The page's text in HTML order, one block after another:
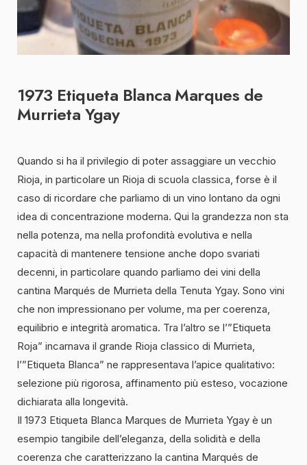
1973 Etiqueta Blanca Marques de
Murrieta Ygay
Quando si ha il privilegio di poter assaggiare un vecchio
Rioja, in particolare un Rioja di scuola classica, forse è il
caso di ricordare che parliamo di un vino lontano da ogni
idea di concentrazione moderna. Qui la grandezza non sta
nella potenza, ma nella profondità evolutiva e nella
capacità di mantenere tensione anche dopo svariati
decenni, in particolare quando parliamo dei vini della
cantina Marqués de Murrieta della Tenuta Ygay. Sono vini
che non impressionano per volume, ma per coerenza,
equilibrio e integrità aromatica. Tra l’altro se l’”Etiqueta
Roja” incarnava il grande Rioja classico di Murrieta,
l’”Etiqueta Blanca” ne rappresentava l’apice qualitativo:
selezione più rigorosa, affinamento più esteso, vocazione
dichiarata alla longevità.
Il 1973 Etiqueta Blanca Marques de Murrieta Ygay è un
esempio tangibile dell’eleganza, della solidità e della
coerenza che caratterizzano la cantina Marqués de